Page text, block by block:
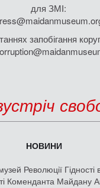
для ЗМІ:
запобігання
НОВИНИ
Революції Гідності
Коменданта Майдану